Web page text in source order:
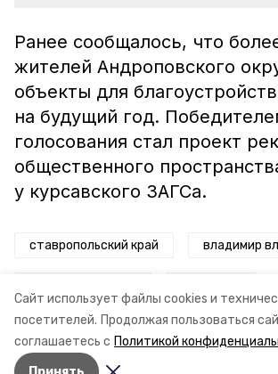
Сайт использует файлы cookies и
посетителей. Продолжая пользоваться
соглашаетесь с Политикой
Ранее сообщалось, что
жителей Андроповского
объекты для
на будущий год.
голосования стал проект
общественного
у курсавского ЗАГСа.
ставропольский край владимир
голосование